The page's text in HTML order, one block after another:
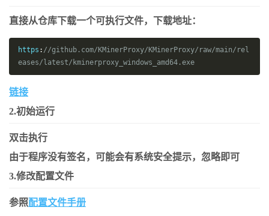
直接从仓库下载一个可执行文件，下载地址：
https : //github.com/KMinerProxy/KMinerProxy/raw/main/rel
eases/latest/kminerproxy_windows_amd64.exe
链接
2.初始运行
双击执行
由于程序没有签名，可能会有系统安全提示，忽略即可
3.修改配置文件
参照配置文件手册